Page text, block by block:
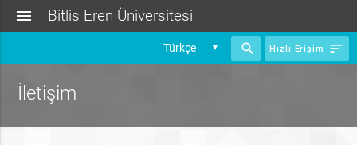
menu Bitlis Eren Üniversitesi
search Hızlı Erişim sort
▼
İletişim